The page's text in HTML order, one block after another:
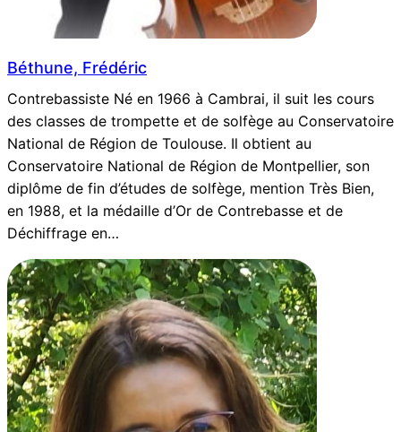
Béthune, Frédéric
Contrebassiste Né en 1966 à Cambrai, il suit les cours
des classes de trompette et de solfège au Conservatoire
National de Région de Toulouse. Il obtient au
Conservatoire National de Région de Montpellier, son
diplôme de fin d’études de solfège, mention Très Bien,
en 1988, et la médaille d’Or de Contrebasse et de
Déchiffrage en…